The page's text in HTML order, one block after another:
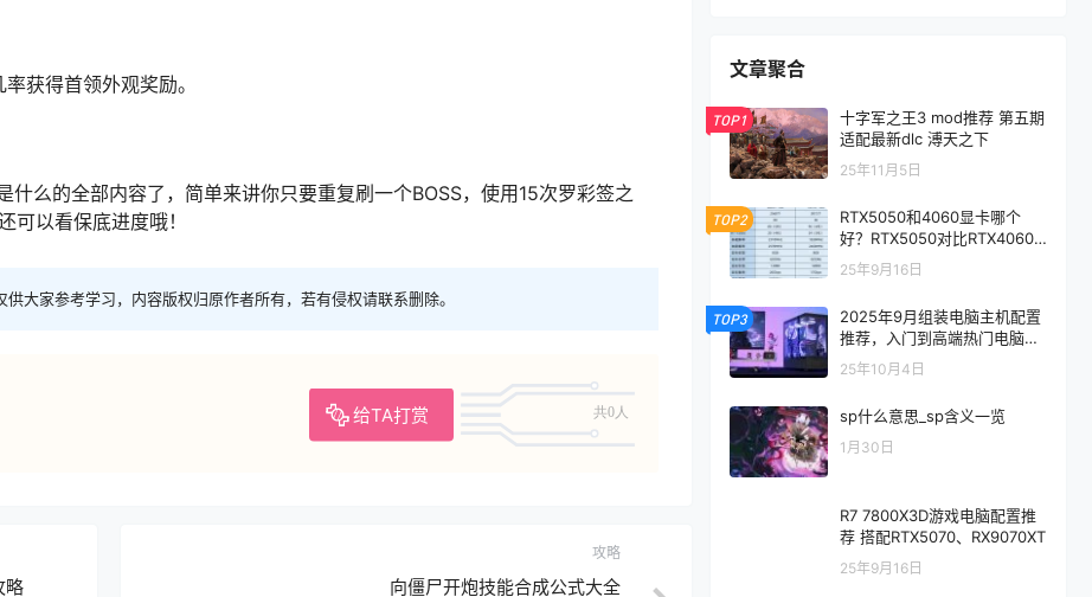
获得首领外观奖励。
么的全部内容了，简单来讲你只要重复刷一个BOSS，使用15次罗彩签之
可以看保底进度哦！
大家参考学习，内容版权归原作者所有，若有侵权请联系删除。
给TA打赏 共0人
略
攻略
向僵尸开炮技能合成公式大全
文章聚合
TOP1
十字军之王3 mod推荐 第五期
适配最新dlc 溥天之下
25年11月5日
TOP2
RTX5050和4060显卡哪个
好？RTX5050对比RTX4060/
5060性能评测
25年9月16日
TOP3
2025年9月组装电脑主机配置
推荐，入门到高端热门电脑配
置方案
25年10月4日
sp什么意思_sp含义一览
1月30日
R7 7800X3D游戏电脑配置推
荐 搭配RTX5070、RX9070XT
25年9月16日